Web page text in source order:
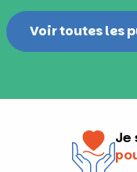
Voir toutes les
Je